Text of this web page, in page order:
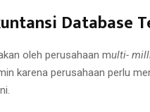
Database
oleh perusahaan multi-
karena perusahaan perlu